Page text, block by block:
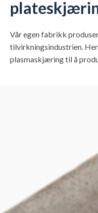
Vår egen fabrikk
tilvirkningsindustrien.
plasmaskjæring til å